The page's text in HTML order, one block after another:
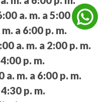
a. m. a 5:00 p. m.
a 6:00 p. m.
a. m. a 2:00 p. m.
p. m.
a. m. a 6:00 p. m.
p. m.